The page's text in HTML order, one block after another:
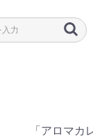
「アロマ